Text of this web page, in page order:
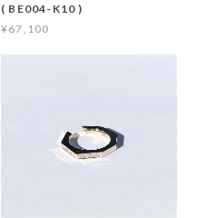
( BE004-K10 )
¥67,100